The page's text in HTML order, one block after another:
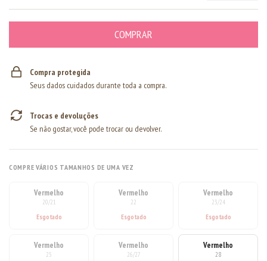
Compra protegida
Seus dados cuidados durante toda a compra.
Trocas e devoluções
Se não gostar, você pode trocar ou devolver.
COMPRE VÁRIOS TAMANHOS DE UMA VEZ
Vermelho
20/21
Vermelho
22
Vermelho
23/24
Vermelho
25
Vermelho
26/27
Vermelho
28